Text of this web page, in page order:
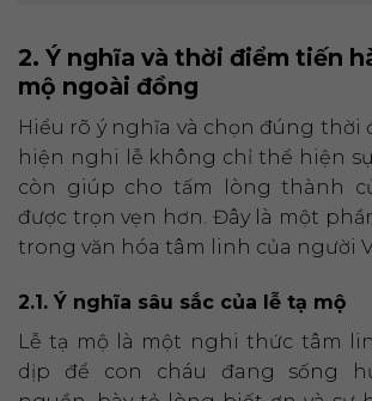
2. Ý nghĩa và thời điểm tiến
mộ ngoài đồng
Hiểu rõ ý nghĩa và chọn đúng thời
hiện nghi lễ không chỉ thể hiện
còn giúp cho tấm lòng thành
được trọn vẹn hơn. Đây là một
trong văn hóa tâm linh của người
2.1. Ý nghĩa sâu sắc của lễ tạ mộ
Lễ tạ mộ là một nghi thức tâm
dịp để con cháu đang sống